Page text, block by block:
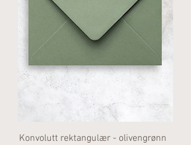
Konvolutt rektangulær - olivengrønn